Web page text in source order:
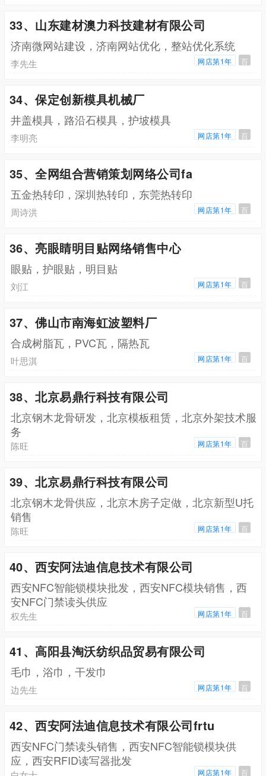
33、山东建材澳力科技建材有限公司
济南微网站建设，济南网站优化，整站优化系统
李先生 网店第1年 百
34、保定创新模具机械厂
井盖模具，路沿石模具，护坡模具
李明亮 网店第1年 百
35、全网组合营销策划网络公司fa
五金热转印，深圳热转印，东莞热转印
周诗洪 网店第1年 百
36、亮眼睛明目贴网络销售中心
眼贴，护眼贴，明目贴
刘江 网店第1年 百
37、佛山市南海虹波塑料厂
合成树脂瓦，PVC瓦，隔热瓦
叶思淇 网店第1年 百
38、北京易鼎行科技有限公司
北京钢木龙骨研发，北京模板租赁，北京外架技术服
务
陈旺 网店第1年 百
39、北京易鼎行科技有限公司
北京钢木龙骨供应，北京木房子定做，北京新型U托
销售
陈旺 网店第1年 百
40、西安阿法迪信息技术有限公司
西安NFC智能锁模块批发，西安NFC模块销售，西
安NFC门禁读头供应
权先生 网店第1年 百
41、高阳县淘沃纺织品贸易有限公司
毛巾，浴巾，干发巾
边先生 网店第1年 百
42、西安阿法迪信息技术有限公司frtu
西安NFC门禁读头销售，西安NFC智能锁模块供
应，西安RFID读写器批发
网店第1年 百